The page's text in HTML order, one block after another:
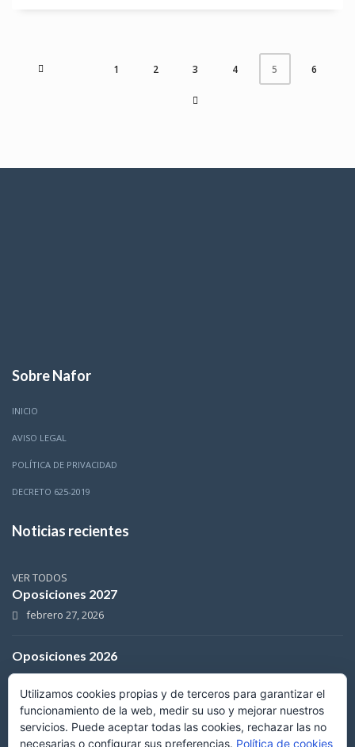
1 2 3 4 5 6
Sobre Nafor
INICIO
AVISO LEGAL
POLÍTICA DE PRIVACIDAD
DECRETO 625-2019
Noticias recientes
VER TODOS
Oposiciones 2027
febrero 27, 2026
Oposiciones 2026
mayo 3, 2025
Copyright © 2024 Centro de estudios NAFOR S.L. . Todos los derechos
reservados.
Utilizamos cookies propias y de terceros para garantizar el
funcionamiento de la web, medir su uso y mejorar nuestros
servicios. Puede aceptar todas las cookies, rechazar las no
necesarias o configurar sus preferencias. Política de cookies